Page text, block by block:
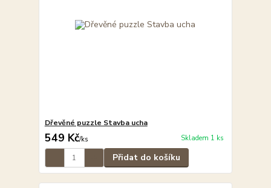
Dřevěné puzzle Stavba ucha
549 Kč/ks Skladem 1 ks
Přidat do košíku